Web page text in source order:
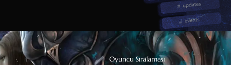
Oyuncu Sıralaması